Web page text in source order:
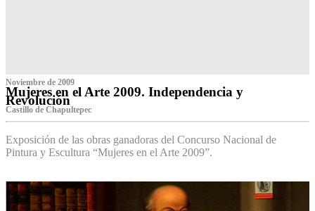
Noviembre de 2009
Mujeres en el Arte 2009. Independencia y
Revolución
Castillo de Chapultepec
Exposición de las obras ganadoras del Concurso Nacional de
Pintura y Escultura “Mujeres en el Arte 2009”.